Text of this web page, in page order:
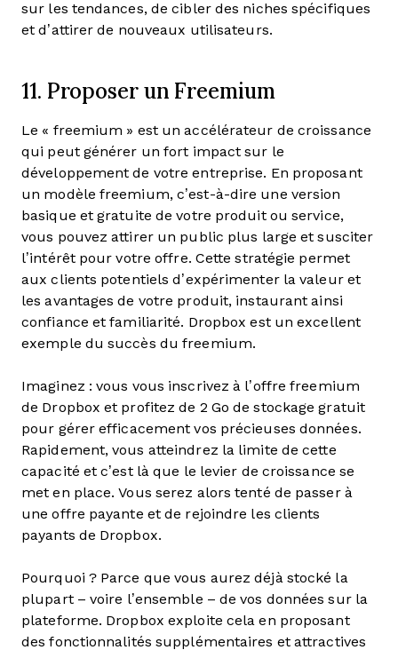
sur les tendances, de cibler des niches spécifiques
et d’attirer de nouveaux utilisateurs.
11. Proposer un Freemium
Le « freemium » est un accélérateur de croissance
qui peut générer un fort impact sur le
développement de votre entreprise. En proposant
un modèle freemium, c’est-à-dire une version
basique et gratuite de votre produit ou service,
vous pouvez attirer un public plus large et susciter
l’intérêt pour votre offre. Cette stratégie permet
aux clients potentiels d’expérimenter la valeur et
les avantages de votre produit, instaurant ainsi
confiance et familiarité. Dropbox est un excellent
exemple du succès du freemium.
Imaginez : vous vous inscrivez à l’offre freemium
de Dropbox et profitez de 2 Go de stockage gratuit
pour gérer efficacement vos précieuses données.
Rapidement, vous atteindrez la limite de cette
capacité et c’est là que le levier de croissance se
met en place. Vous serez alors tenté de passer à
une offre payante et de rejoindre les clients
payants de Dropbox.
Pourquoi ? Parce que vous aurez déjà stocké la
plupart – voire l’ensemble – de vos données sur la
plateforme. Dropbox exploite cela en proposant
des fonctionnalités supplémentaires et attractives